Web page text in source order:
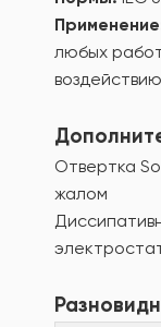
любых
Отвертка
жалом